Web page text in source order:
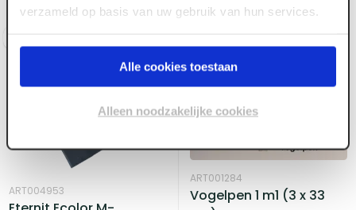
verzameld op basis van uw gebruik van hun services.
Alle cookies toestaan
Alleen noodzakelijke cookies
Voorraad: 40 + Voorraad: 40+
ART004953
ART001284
Vogelpen 1 m1 (3 x 33